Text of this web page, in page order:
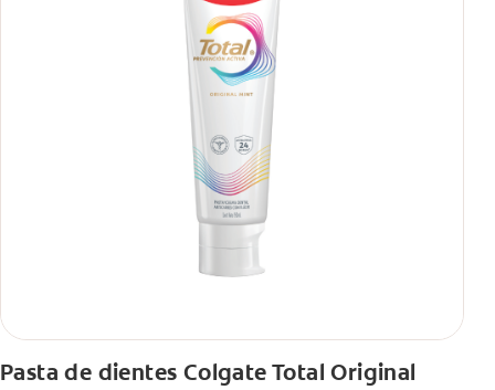
Pasta de dientes Colgate Total Original